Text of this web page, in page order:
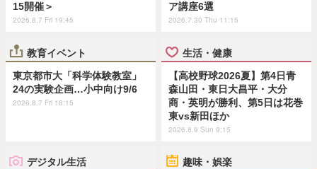
15開催＞
2026.8.7 Fri 19:45
ア講座6選
2026.7.30 Thu 11:15
教育イベント
東京都市大「科学体験教室」
24の実験企画…小中向け9/6
2026.8.7 Fri 18:15
生活・健康
【高校野球2026夏】第4日青
森山田・東日大昌平・大分
商・英明が勝利、第5日は花巻
東vs新田ほか
2026.8.9 Sun 9:15
デジタル生活 趣味・娯楽